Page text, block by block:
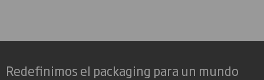
Redefinimos el packaging para un mundo